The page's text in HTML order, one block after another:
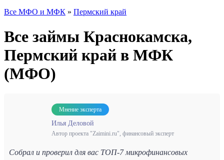
Все МФО и МФК » Пермский край
Все займы Краснокамска,
Пермский край в МФК
(МФО)
Мнение эксперта
Илья Деловой
Автор проекта "Zaimini.ru", финансовый эксперт
Собрал и проверил для вас ТОП-7 микрофинансовых